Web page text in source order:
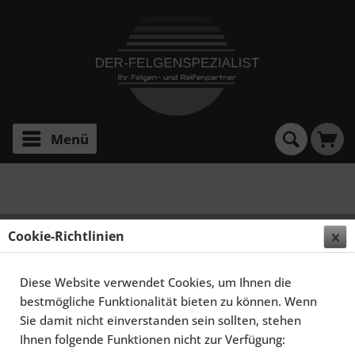
Menü
Filtern
Cookie-Richtlinien
Diese Website verwendet Cookies, um Ihnen die
bestmögliche Funktionalität bieten zu können. Wenn
Sie damit nicht einverstanden sein sollten, stehen
Ihnen folgende Funktionen nicht zur Verfügung: